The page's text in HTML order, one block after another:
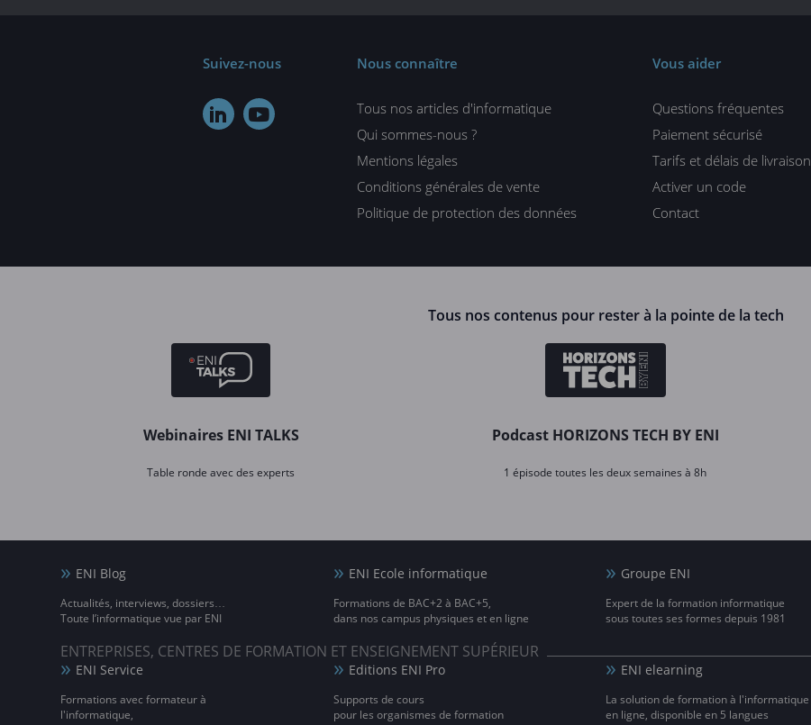
Suivez-nous
 
Nous connaître
Tous nos articles d'informatique
Qui sommes-nous ?
Mentions légales
Conditions générales de vente
Politique de protection des données
Vous aider
Questions fréquentes
Paiement sécurisé
Tarifs et délais de livraison
Activer un code
Contact
Tous nos contenus pour rester à la pointe de la tech
Webinaires ENI TALKS
Table ronde avec des experts
Podcast HORIZONS TECH BY ENI
1 épisode toutes les deux semaines à 8h
ENI Blog
Actualités, interviews, dossiers…
Toute l’informatique vue par ENI
ENI Ecole informatique
Formations de BAC+2 à BAC+5,
dans nos campus physiques et en ligne
Groupe ENI
Expert de la formation informatique
sous toutes ses formes depuis 1981
ENTREPRISES, CENTRES DE FORMATION ET ENSEIGNEMENT SUPÉRIEUR
ENI Service
Formations avec formateur à
l'informatique,
Editions ENI Pro
Supports de cours
pour les organismes de formation
ENI elearning
La solution de formation à l'informatique
en ligne, disponible en 5 langues